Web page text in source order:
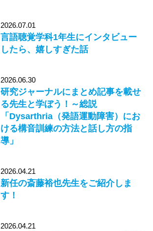
2026.07.01
言語聴覚学科1年生にインタビュー
したら、嬉しすぎた話
2026.06.30
研究ジャーナルにまとめ記事を載せ
る先生と学ぼう！～総説
「Dysarthria（発語運動障害）にお
ける構音訓練の方法と話し方の指
導」
2026.04.21
新任の斎藤裕也先生をご紹介しま
す！
2026.04.21